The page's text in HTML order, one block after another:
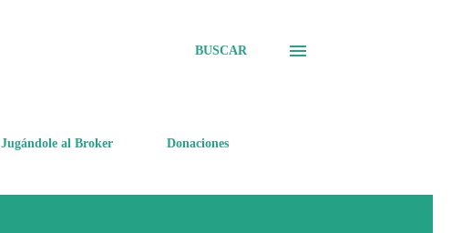
BUSCAR
Jugándole al Broker Donaciones